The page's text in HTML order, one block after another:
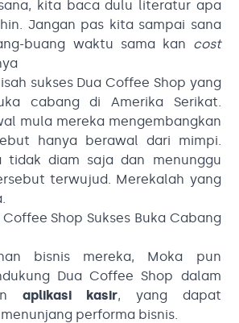
kita baca dulu literatur apa
Jangan pas kita sampai sana
buang waktu sama kan cost
sukses Dua Coffee Shop yang
cabang di Amerika Serikat.
mula mereka mengembangkan
hanya berawal dari mimpi.
tidak diam saja dan menunggu
terwujud. Merekalah yang
bisnis mereka, Moka pun
Dua Coffee Shop dalam
aplikasi kasir, yang dapat
performa bisnis.